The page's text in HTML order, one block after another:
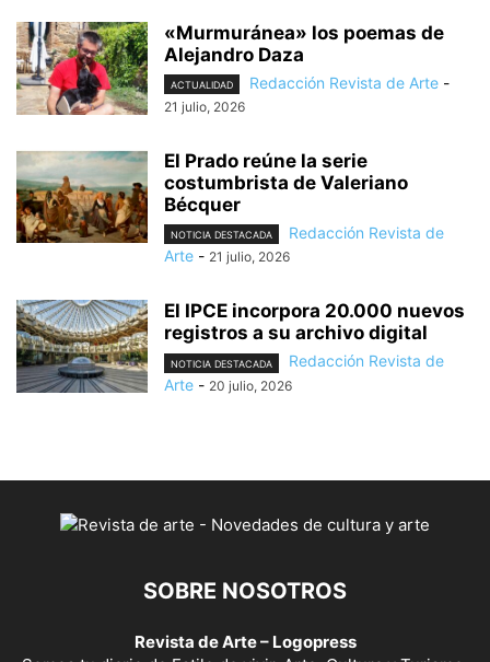
«Murmuránea» los poemas de
Alejandro Daza
ACTUALIDAD Redacción Revista de Arte -
21 julio, 2026
El Prado reúne la serie
costumbrista de Valeriano
Bécquer
NOTICIA DESTACADA
Redacción Revista de
Arte - 21 julio, 2026
El IPCE incorpora 20.000 nuevos
registros a su archivo digital
NOTICIA DESTACADA
Redacción Revista de
Arte - 20 julio, 2026
SOBRE NOSOTROS
Revista de Arte – Logopress